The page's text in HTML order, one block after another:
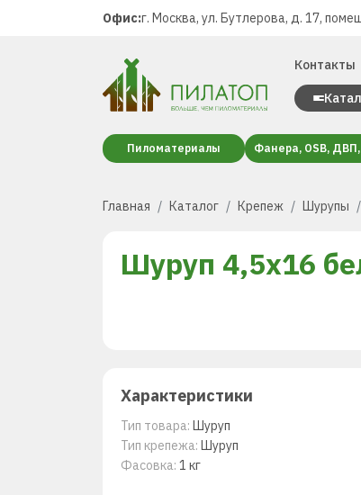
Офис:г. Москва, ул. Бутлерова, д. 17,
Контакты
Пиломатериалы Фанера, OSB,
Главная Каталог Крепеж Шурупы
Шуруп 4,5х16
Характеристики
Тип товара: Шуруп
Тип крепежа: Шуруп
Фасовка: 1 кг